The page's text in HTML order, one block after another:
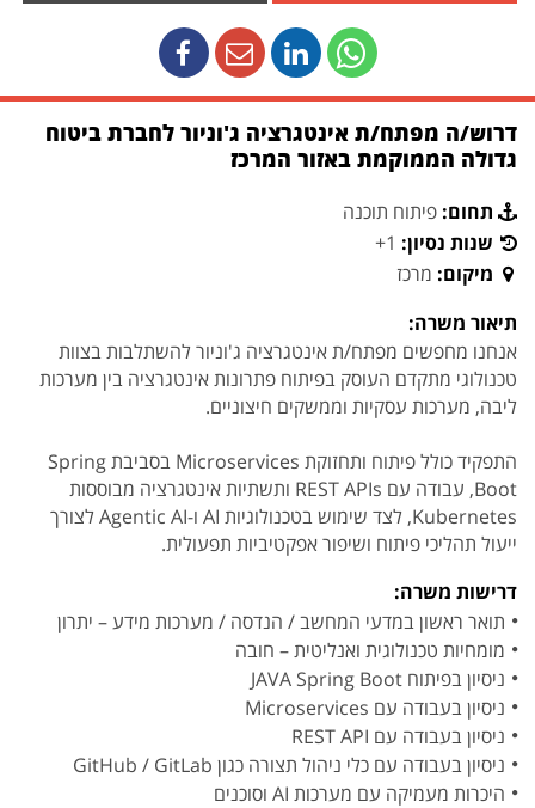
דרוש/ה מפתח/ת אינטגרציה ג'וניור לחברת ביטוח
גדולה הממוקמת באזור המרכז
תחום: פיתוח תוכנה
שנות נסיון: 1+
מיקום: מרכז
תיאור משרה:
אנחנו מחפשים מפתח/ת אינטגרציה ג'וניור להשתלבות בצוות
טכנולוגי מתקדם העוסק בפיתוח פתרונות אינטגרציה בין מערכות
ליבה, מערכות עסקיות וממשקים חיצוניים.
התפקיד כולל פיתוח ותחזוקת Microservices בסביבת Spring
Boot, עבודה עם REST APIs ותשתיות אינטגרציה מבוססות
Kubernetes, לצד שימוש בטכנולוגיות AI ו-Agentic AI לצורך
ייעול תהליכי פיתוח ושיפור אפקטיביות תפעולית.
דרישות משרה:
תואר ראשון במדעי המחשב / הנדסה / מערכות מידע – יתרון
מומחיות טכנולוגית ואנליטית – חובה
ניסיון בפיתוח JAVA Spring Boot
ניסיון בעבודה עם Microservices
ניסיון בעבודה עם REST API
ניסיון בעבודה עם כלי ניהול תצורה כגון GitHub / GitLab
היכרות מעמיקה עם מערכות AI וסוכנים